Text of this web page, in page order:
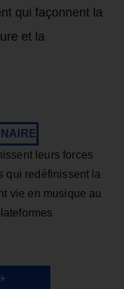
qui façonnent la
et la
leurs forces
qui redéfinissent la
vie en musique au